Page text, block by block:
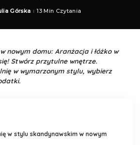
Górska 13 Min Czytania
nowym domu: Aranżacja i łóżko w
Stwórz przytulne wnętrze.
w wymarzonym stylu, wybierz
w stylu skandynawskim w nowym